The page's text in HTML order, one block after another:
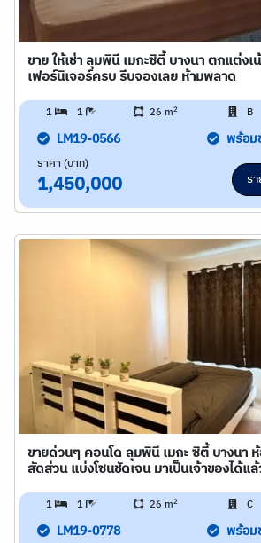
ขาย ให้เช่า ลุมพินี เมกะซิตี้ บางนา ตกแต่ง
เฟอร์นิเจอร์ครบ รีบจองเลย ห้ามพลาด
1 1 26 m2 B
LM19-0566 พร้อม
ราคา (บาท)
1,450,000 ร
ขายด่วนๆ คอนโด ลุมพินี เมกะ ซิตี้ บางนา
สัดส่วน แบ่งโซนชัดเจน มาเป็นเจ้าของได้แ
1 1 26 m2 C
LM19-0778 พร้อม